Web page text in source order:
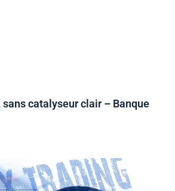
sans catalyseur clair – Banque